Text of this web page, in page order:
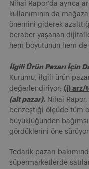
Nihai Rapor’da ayrıca
kullanımının da
önemini giderek
beraber yaşanan
hem boyutunun hem
İlgili Ürün Pazarı İçin
Kurumu, ilgili ürün
değerlendiriyor: (i) arz/
(alt pazar). Nihai
benzeştiği ölçüde tüm
büyüklüğünden
gördüklerini öne
Tedarik pazarı
süpermarketlerde